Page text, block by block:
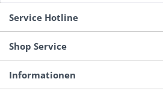
Service Hotline
Shop Service
Informationen